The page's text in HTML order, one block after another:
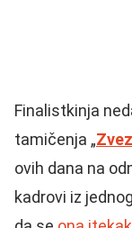
Finalistkinja
tamičenja „
ovih dana na
kadrovi iz